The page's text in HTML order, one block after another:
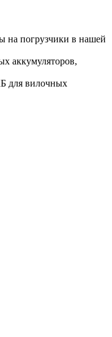
на погрузчики в нашей
аккумуляторов,
для вилочных